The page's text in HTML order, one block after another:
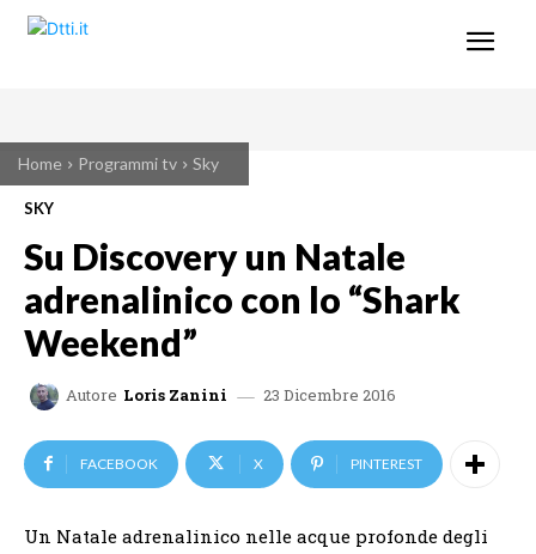
Home Programmi tv Sky
SKY
Su Discovery un Natale
adrenalinico con lo “Shark
Weekend”
Autore Loris Zanini 23 Dicembre 2016
FACEBOOK X PINTEREST
Un Natale adrenalinico nelle acque profonde degli